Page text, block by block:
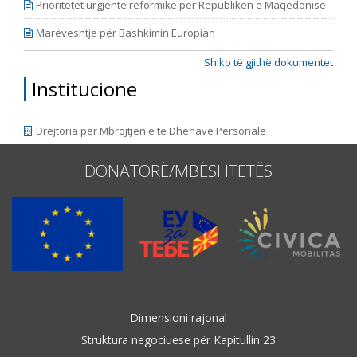
Prioritetet urgjente reformike për Republikën e Maqedonisë
Marëveshtje për Bashkimin Europian
Shiko të gjithë dokumentet
Institucione
Drejtoria për Mbrojtjen e të Dhënave Personale
DONATORË/MBËSHTETËS
Dimensioni rajonal
Struktura negociuese për Kapitullin 23